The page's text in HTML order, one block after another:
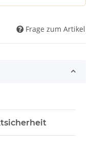
Frage zum Artikel